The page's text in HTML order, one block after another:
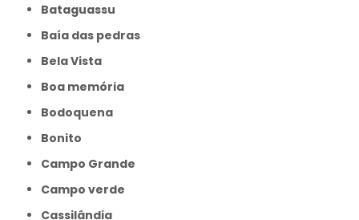
Bataguassu
Baía das pedras
Bela Vista
Boa memória
Bodoquena
Bonito
Campo Grande
Campo verde
Cassilândia